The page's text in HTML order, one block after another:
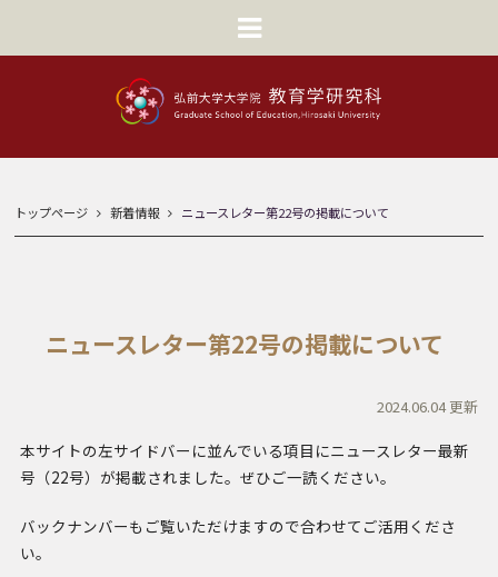
トップページ 新着情報 ニュースレター第22号の掲載について
ニュースレター第22号の掲載について
2024.06.04 更新
本サイトの左サイドバーに並んでいる項目にニュースレター最新
号（22号）が掲載されました。ぜひご一読ください。
バックナンバーもご覧いただけますので合わせてご活用くださ
い。